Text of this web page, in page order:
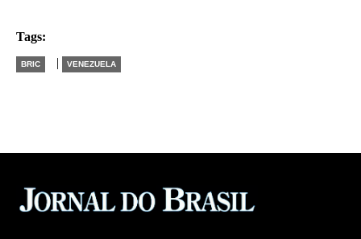
Tags:
BRIC | VENEZUELA